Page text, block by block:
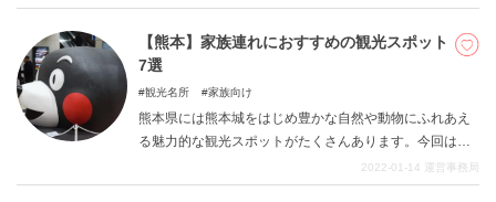
中でも今回はお子様と思いっきり遊べる場所や、大人も
子どもも楽しめるスポットを3つご紹介します。ぜひご家
族と楽しい時間を過ごしてください。
【熊本】家族連れにおすすめの観光スポット
7選
観光名所 家族向け
熊本県には熊本城をはじめ豊かな自然や動物にふれあえ
る魅力的な観光スポットがたくさんあります。今回は家
族連れにおすすめの元気が出る観光スポットを中心にご
紹介します。ぜひ家族で火の国、熊本を訪れて心と体の
2022-01-14 運営事務局